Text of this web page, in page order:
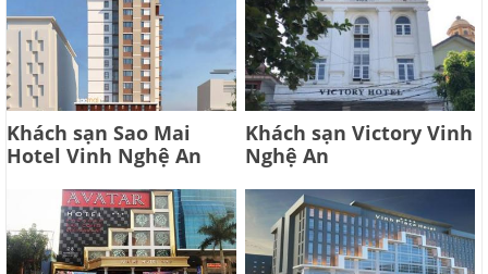
Khách sạn Sao Mai
Hotel Vinh Nghệ An
Khách sạn Victory Vinh
Nghệ An